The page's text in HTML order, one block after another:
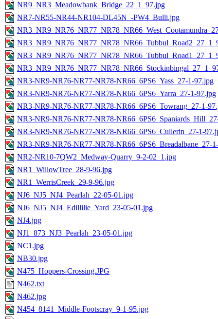
NR9_NR3_Meadowbank_Bridge_22_1_97.jpg
NR7-NR55-NR44-NR104-DL45N_-PW4_Bulli.jpg
NR3-NR9-NR76-NR77-NR78-NR66_6PS6_Yass_27-1-97.jpg
NR3-NR9-NR76-NR77-NR78-NR66_6PS6_Yarra_27-1-97.jpg
NR3-NR9-NR76-NR77-NR78-NR66_6PS6_Towrang_27-1-
NR3-NR9-NR76-NR77-NR78-
NR3-NR9-NR76-NR77-NR78-NR66_6PS6_Cullerin_27-1-
NR3-NR9-NR76-NR77-NR78-NR66_6PS6_Breadalbane_27-
NR2-NR10-7QW2_Medway-Quarry_9-2-02_1.jpg
NR1_WillowTree_28-9-96.jpg
NR1_WerrisCreek_29-9-96.jpg
NJ6_NJ5_NJ4_Pearlah_22-05-01.jpg
NJ6_NJ5_NJ4_Edillilie_Yard_23-05-01.jpg
NJ4.jpg
NJ1_873_NJ3_Pearlah_23-05-01.jpg
NC1.jpg
NB30.jpg
N475_Hoppers-Crossing.JPG
N462.txt
N462.jpg
N454_8141_Middle-Footscray_9-1-95.jpg